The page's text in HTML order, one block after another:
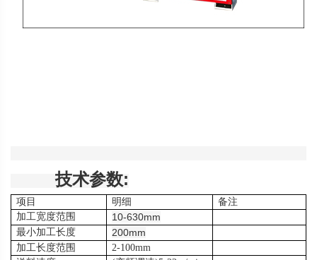
技术参数:
项目 明细
备注
加工宽度范围
10-630mm
最小加工长度 200mm
加工长度范围
2-100mm